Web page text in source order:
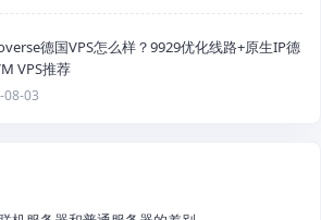
德国VPS怎么样？9929优化线路+原生IP德
VPS推荐
08-03